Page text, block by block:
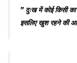
” दुःख में कोई किसी
इसलिए खुश रहने की